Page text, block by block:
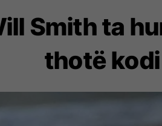
Smith ta
thotë